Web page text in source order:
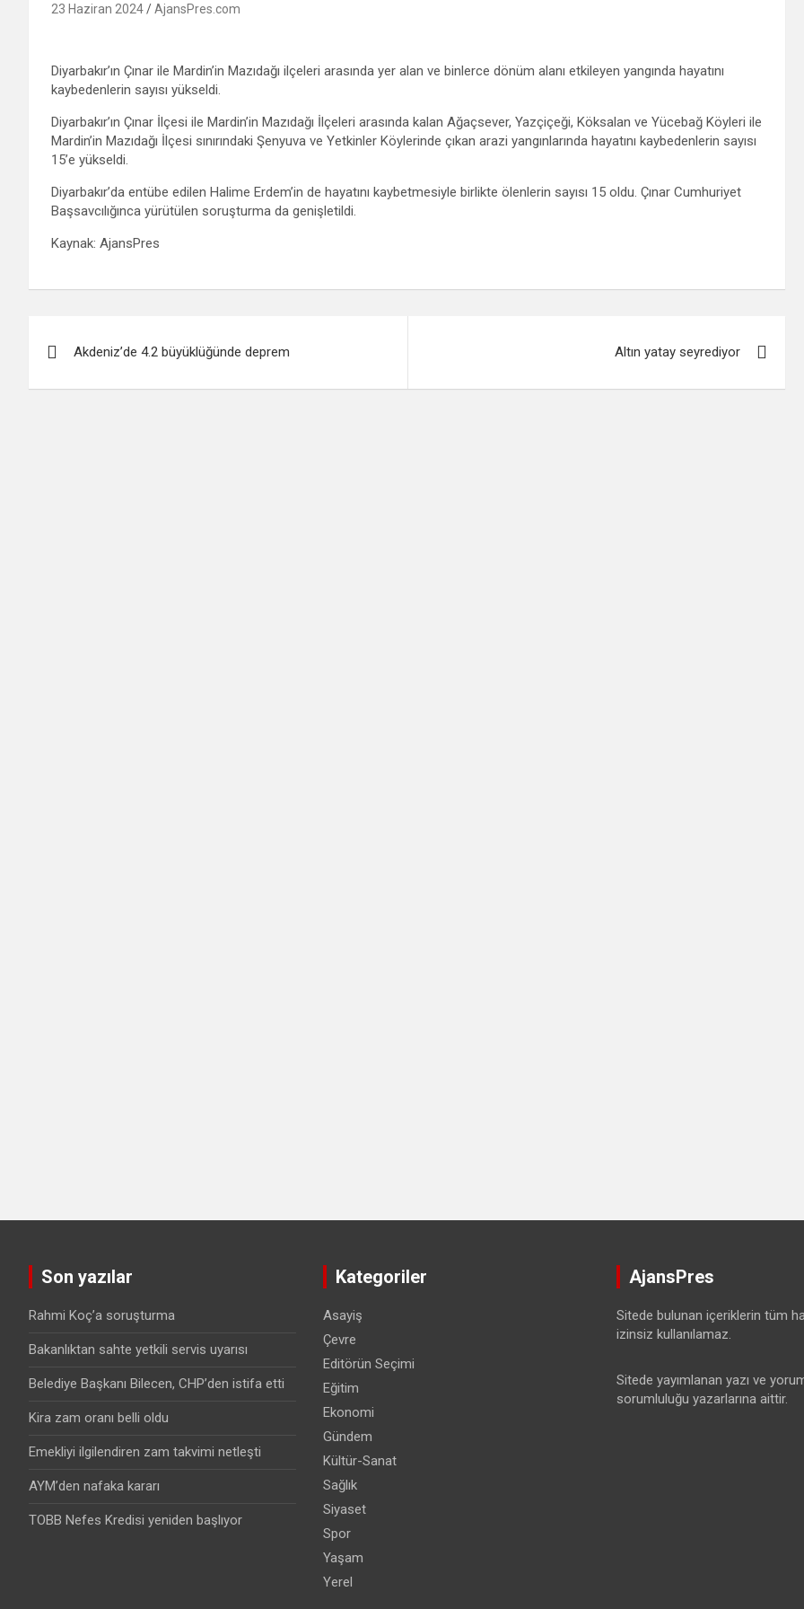
23 Haziran 2024 AjansPres.com
Diyarbakır’ın Çınar ile Mardin’in Mazıdağı ilçeleri arasında yer alan ve binlerce dönüm alanı etkileyen yangında hayatını
kaybedenlerin sayısı yükseldi.
Diyarbakır’ın Çınar İlçesi ile Mardin’in Mazıdağı İlçeleri arasında kalan Ağaçsever, Yazçiçeği, Köksalan ve Yücebağ Köyleri ile
Mardin’in Mazıdağı İlçesi sınırındaki Şenyuva ve Yetkinler Köylerinde çıkan arazi yangınlarında hayatını kaybedenlerin sayısı
15’e yükseldi.
Diyarbakır’da entübe edilen Halime Erdem’in de hayatını kaybetmesiyle birlikte ölenlerin sayısı 15 oldu. Çınar Cumhuriyet
Başsavcılığınca yürütülen soruşturma da genişletildi.
Kaynak: AjansPres
gezinmesi
Akdeniz’de 4.2 büyüklüğünde deprem Altın yatay seyrediyor
Son yazılar
Rahmi Koç’a soruşturma
Bakanlıktan sahte yetkili servis uyarısı
Belediye Başkanı Bilecen, CHP’den istifa etti
Kira zam oranı belli oldu
Emekliyi ilgilendiren zam takvimi netleşti
AYM’den nafaka kararı
TOBB Nefes Kredisi yeniden başlıyor
Kategoriler
Asayiş
Çevre
Editörün Seçimi
Eğitim
Ekonomi
Gündem
Kültür-Sanat
Sağlık
Siyaset
Spor
Yaşam
Yerel
AjansPres
Sitede bulunan içeriklerin tüm
izinsiz kullanılamaz.
Sitede yayımlanan yazı ve
sorumluluğu yazarlarına aittir.